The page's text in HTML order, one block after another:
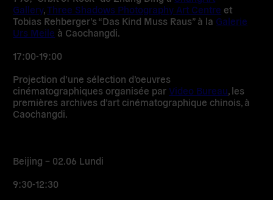
Gallery,Three Shadows Photography Art Centre et
Tobias Rehberger’s “Das Kind Muss Raus” à la Galerie
Urs Meile à Caochangdi.
17:00-19:00
Projection d’une sélection d’oeuvres
cinématographiques organisée parVideo Bureau, les
premières archives d’art cinématographique chinois, à
Caochangdi.
Beijing – 02.06 Lundi
9:30-12:30